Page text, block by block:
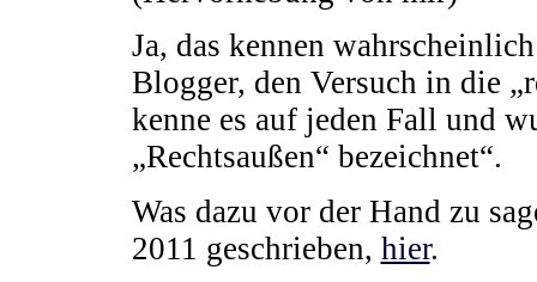
Ja, das kennen
Blogger, den Versuch in die
kenne es auf jeden Fall und
„Rechtsaußen“ bezeichnet“.
Was dazu vor der Hand zu
2011 geschrieben, hier.